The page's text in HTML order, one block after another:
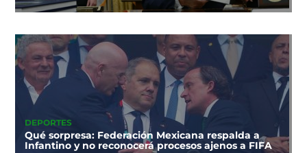
DEPORTES
Qué sorpresa: Federación Mexicana respalda a
Infantino y no reconocerá procesos ajenos a FIFA